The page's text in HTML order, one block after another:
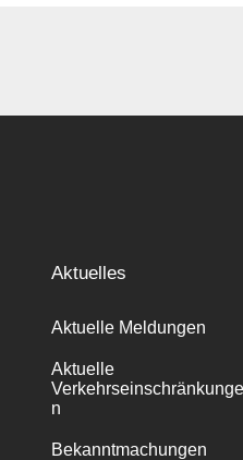
Aktuelles
Aktuelle Meldungen
Aktuelle
Verkehrseinschränkunge
n
Bekanntmachungen